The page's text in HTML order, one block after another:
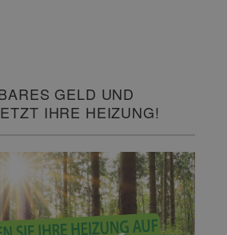
GELD UND
IHRE HEIZUNG!